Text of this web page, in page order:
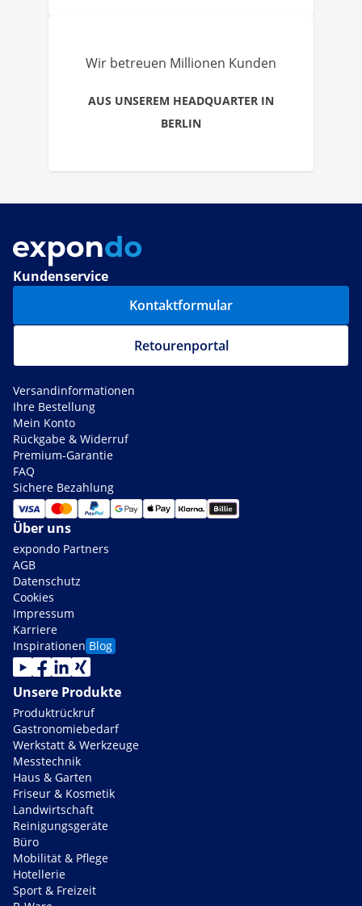
Wir betreuen Millionen Kunden
AUS UNSEREM HEADQUARTER IN
BERLIN
Kundenservice
Kontaktformular
Retourenportal
Versandinformationen
Ihre Bestellung
Mein Konto
Rückgabe & Widerruf
Premium-Garantie
FAQ
Sichere Bezahlung
Über uns
expondo Partners
AGB
Datenschutz
Cookies
Impressum
Karriere
Inspirationen Blog
Unsere Produkte
Produktrückruf
Gastronomiebedarf
Werkstatt & Werkzeuge
Messtechnik
Haus & Garten
Friseur & Kosmetik
Landwirtschaft
Reinigungsgeräte
Büro
Mobilität & Pflege
Hotellerie
Sport & Freizeit